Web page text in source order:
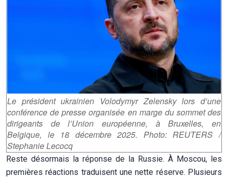
Le président ukrainien Volodymyr Zelensky lors d’une
conférence de presse organisée en marge du sommet des
dirigeants de l’Union européenne, à Bruxelles, en
Belgique, le 18 décembre 2025. Photo: REUTERS /
Stephanie Lecocq
Reste désormais la réponse de la Russie. À Moscou, les
premières réactions traduisent une nette réserve. Plusieurs